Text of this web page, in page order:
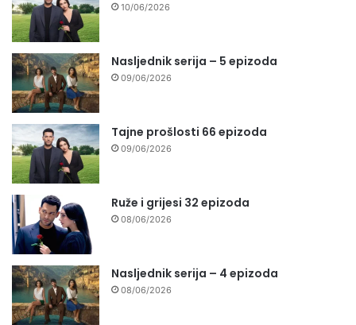
10/06/2026
Nasljednik serija – 5 epizoda
09/06/2026
Tajne prošlosti 66 epizoda
09/06/2026
Ruže i grijesi 32 epizoda
08/06/2026
Nasljednik serija – 4 epizoda
08/06/2026